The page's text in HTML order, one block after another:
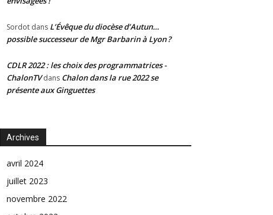
Sordot dans L’Évêque du diocèse d’Autun…
possible successeur de Mgr Barbarin à Lyon ?
CDLR 2022 : les choix des programmatrices -
ChalonTVdans Chalon dans la rue 2022 se
présente aux Ginguettes
Archives
avril 2024
juillet 2023
novembre 2022